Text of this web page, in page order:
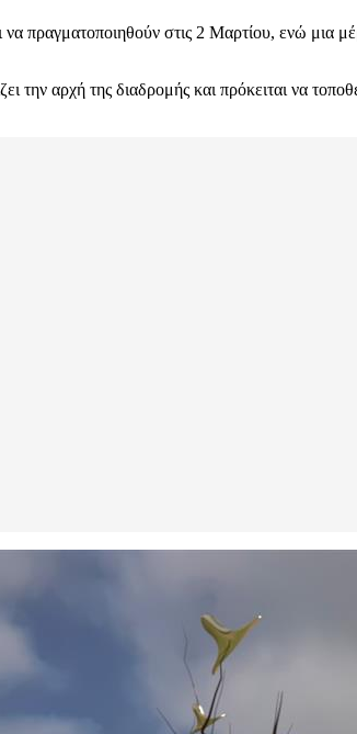
πραγματοποιηθούν στις 2 Μαρτίου, ενώ μια
αρχή της διαδρομής και πρόκειται να